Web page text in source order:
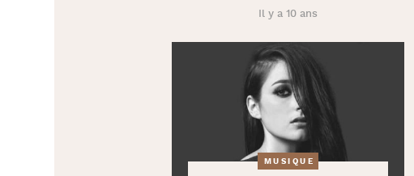
Il y a 10 ans
MUSIQUE